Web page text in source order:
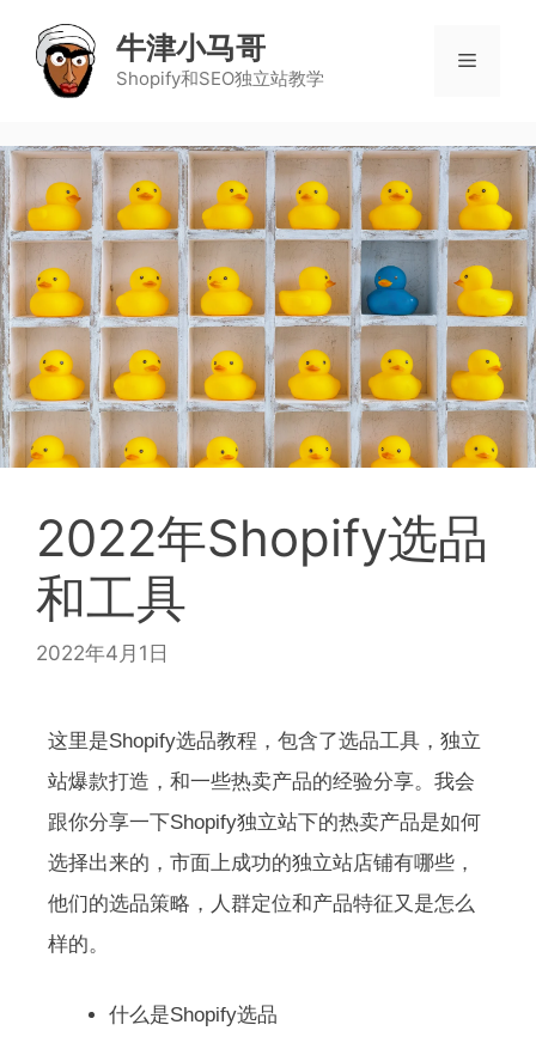
牛津小马哥
Shopify和SEO独立站教学
2022年Shopify选品
和工具
2022年4月1日
这里是Shopify选品教程，包含了选品工具，独立
站爆款打造，和一些热卖产品的经验分享。我会
跟你分享一下Shopify独立站下的热卖产品是如何
选择出来的，市面上成功的独立站店铺有哪些，
他们的选品策略，人群定位和产品特征又是怎么
样的。
什么是Shopify选品